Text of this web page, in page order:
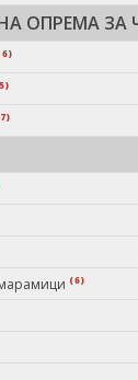
ОПРЕМА ЗА
(6)